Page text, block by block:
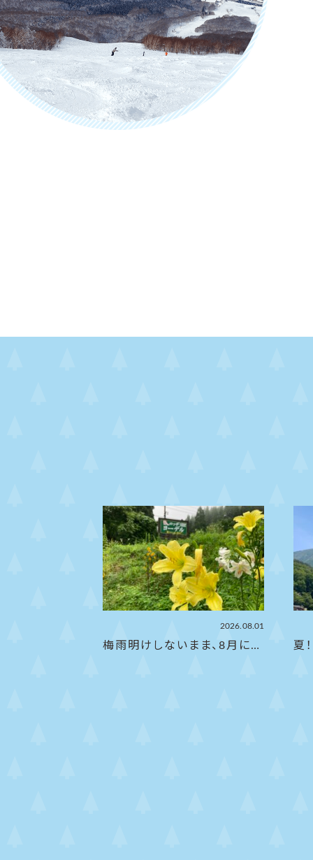
2026.08.01
梅雨明けしないまま、8月に… 夏